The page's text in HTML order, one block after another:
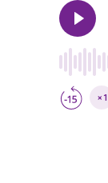
×1